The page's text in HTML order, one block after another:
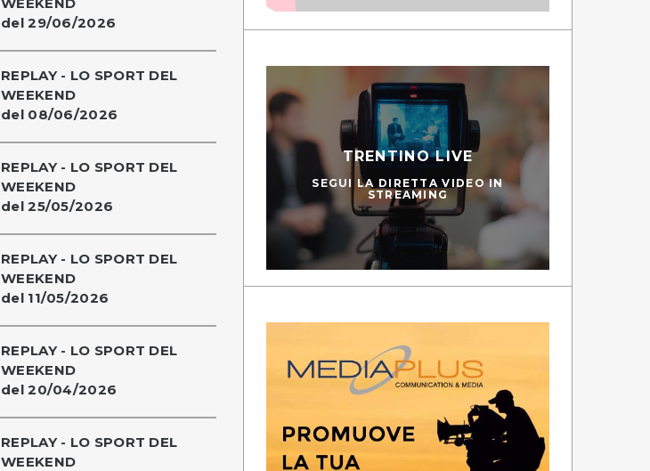
del 29/06/2026
REPLAY - LO SPORT DEL
WEEKEND
del 08/06/2026
REPLAY - LO SPORT DEL
WEEKEND
del 25/05/2026
REPLAY - LO SPORT DEL
WEEKEND
del 11/05/2026
REPLAY - LO SPORT DEL
WEEKEND
del 20/04/2026
REPLAY - LO SPORT DEL
WEEKEND
TRENTINO LIVE
SEGUI LA DIRETTA VIDEO IN
STREAMING